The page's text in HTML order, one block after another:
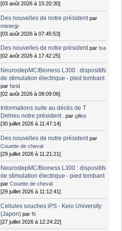
[03 août 2026 à 15:20:30]
Des nouvelles de notre président par
misterjp
[03 août 2026 à 07:45:53]
Des nouvelles de notre président par Isa
[02 août 2026 à 17:42:25]
NeurostepMC/Bioness L300 : dispositifs
de stimulation électrique - pied tombant
parfarid
[02 août 2026 à 08:09:06]
Informations suite au décès de T
Delrieu notre président . pargilles
[30 juillet 2026 à 11:47:14]
Des nouvelles de notre président par
Couette de cheval
[29 juillet 2026 à 11:21:21]
NeurostepMC/Bioness L300 : dispositifs
de stimulation électrique - pied tombant
parCouette de cheval
[29 juillet 2026 à 11:12:41]
Cellules souches iPS - Keio University
(Japon) parfti
[27 juillet 2026 à 12:24:22]